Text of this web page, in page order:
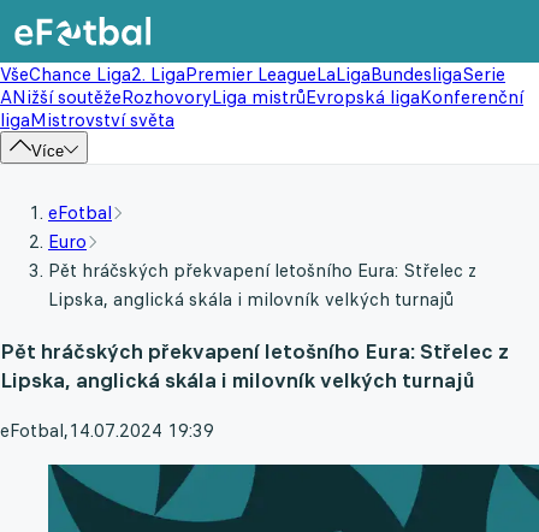
VšeChance Liga2. LigaPremier LeagueLaLigaBundesligaSerie
ANižší soutěžeRozhovoryLiga mistrůEvropská ligaKonferenční
ligaMistrovství světa
Více
eFotbal
Euro
Pět hráčských překvapení letošního Eura: Střelec z
Lipska, anglická skála i milovník velkých turnajů
Pět hráčských překvapení letošního Eura: Střelec z
Lipska, anglická skála i milovník velkých turnajů
eFotbal,14.07.2024 19:39